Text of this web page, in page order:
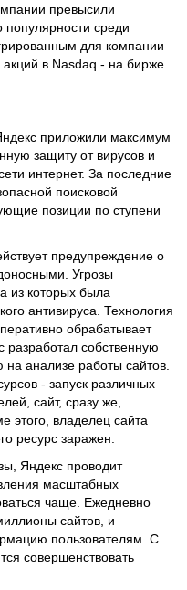
превысили
популярности среди
для компании
в Nasdaq - на бирже
приложили максимум
защиту от вирусов и
интернет. За последние
поисковой
позиции по ступени
предупреждение о
Угрозы
из которых была
антивируса. Технология
обрабатывает
собственную
анализе работы сайтов.
- запуск различных
сайт, сразу же,
этого, владелец сайта
ресурс заражен.
Яндекс проводит
масштабных
чаще. Ежедневно
сайтов, и
пользователям. С
совершенствовать